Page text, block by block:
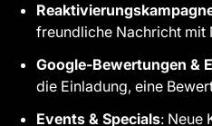
freundliche Nachricht mit
Google-Bewertungen &
die Einladung, eine
Events & Specials: Neue